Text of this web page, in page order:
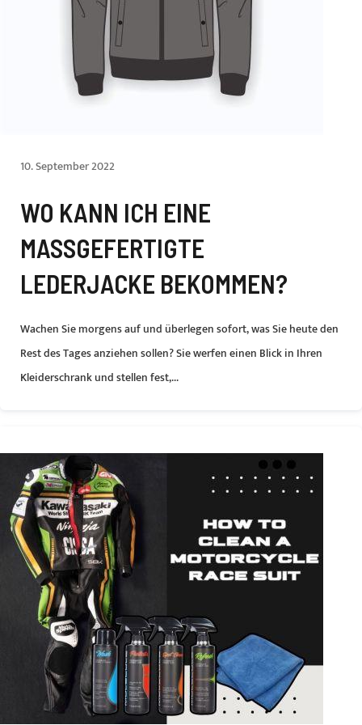
10. September 2022
WO KANN ICH EINE
MASSGEFERTIGTE L
EDERJACKE BEKOMMEN?
Wachen Sie morgens auf und überlegen sofort, was Sie heute den
Rest des Tages anziehen sollen? Sie werfen einen Blick in Ihren
Kleiderschrank und stellen fest,...